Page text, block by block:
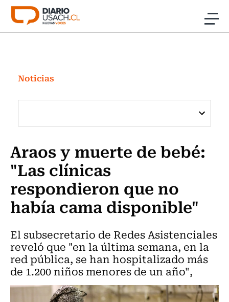
Click acá para ir directamente al contenido
Investigación
Cultura
Programas Radio y TV Usach
Noticias
Araos y muerte de bebé:
"Las clínicas
respondieron que no
había cama disponible"
El subsecretario de Redes Asistenciales
reveló que "en la última semana, en la
red pública, se han hospitalizado más
de 1.200 niños menores de un año",